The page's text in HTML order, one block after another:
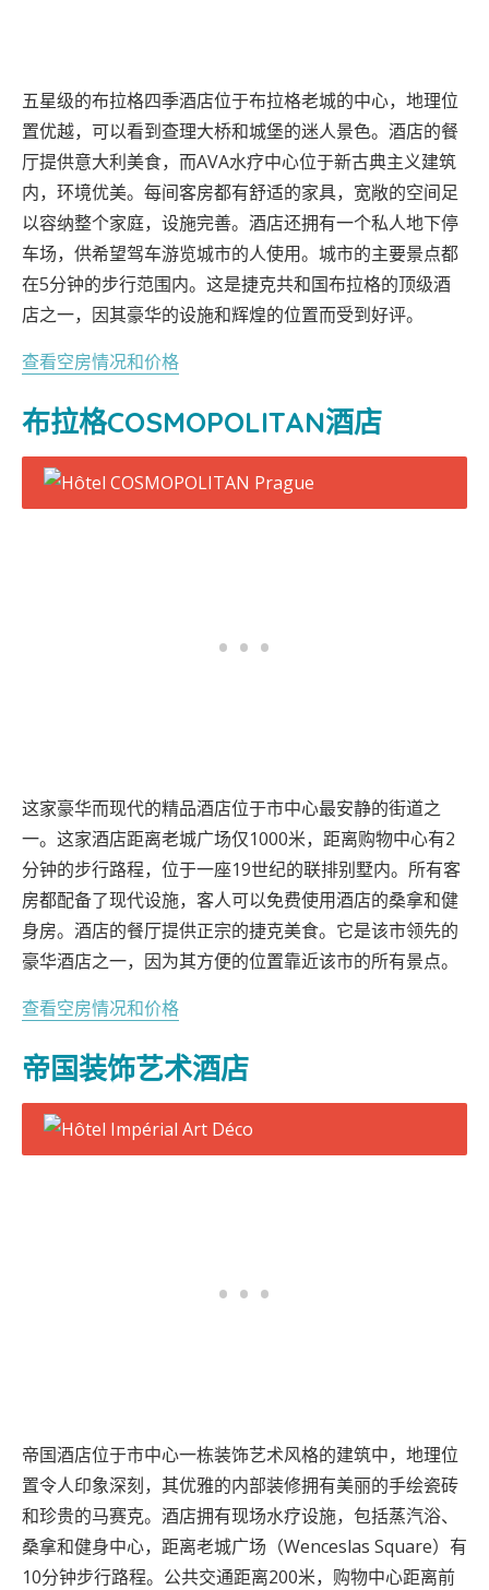
五星级的布拉格四季酒店位于布拉格老城的中心，地理位
置优越，可以看到查理大桥和城堡的迷人景色。酒店的餐
厅提供意大利美食，而AVA水疗中心位于新古典主义建筑
内，环境优美。每间客房都有舒适的家具，宽敞的空间足
以容纳整个家庭，设施完善。酒店还拥有一个私人地下停
车场，供希望驾车游览城市的人使用。城市的主要景点都
在5分钟的步行范围内。这是捷克共和国布拉格的顶级酒
店之一，因其豪华的设施和辉煌的位置而受到好评。
查看空房情况和价格
布拉格COSMOPOLITAN酒店
这家豪华而现代的精品酒店位于市中心最安静的街道之
一。这家酒店距离老城广场仅1000米，距离购物中心有2
分钟的步行路程，位于一座19世纪的联排别墅内。所有客
房都配备了现代设施，客人可以免费使用酒店的桑拿和健
身房。酒店的餐厅提供正宗的捷克美食。它是该市领先的
豪华酒店之一，因为其方便的位置靠近该市的所有景点。
查看空房情况和价格
帝国装饰艺术酒店
帝国酒店位于市中心一栋装饰艺术风格的建筑中，地理位
置令人印象深刻，其优雅的内部装修拥有美丽的手绘瓷砖
和珍贵的马赛克。酒店拥有现场水疗设施，包括蒸汽浴、
桑拿和健身中心，距离老城广场（Wenceslas Square）有
10分钟步行路程。公共交通距离200米，购物中心距离前